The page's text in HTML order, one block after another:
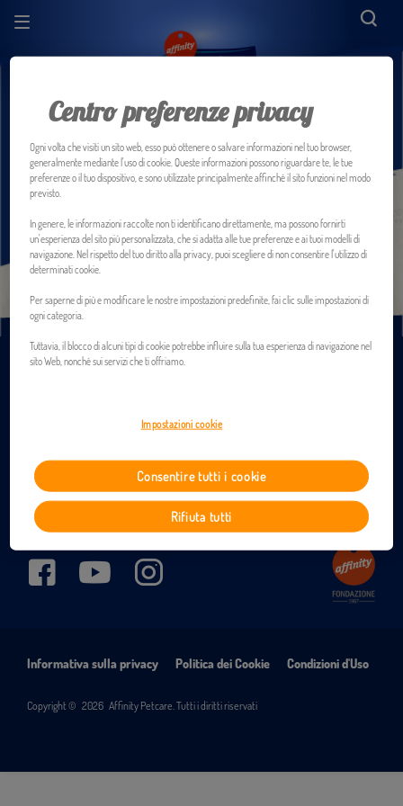
Prodotti
IT
Informativa sulla privacy Politica dei Cookie Condizioni d'Uso
Copyright © 2026 Affinity Petcare. Tutti i diritti riservati
Centro preferenze privacy
Ogni volta che visiti un sito web, esso può ottenere o salvare informazioni nel tuo browser,
generalmente mediante l'uso di cookie. Queste informazioni possono riguardare te, le tue
preferenze o il tuo dispositivo, e sono utilizzate principalmente affinché il sito funzioni nel modo
previsto.
In genere, le informazioni raccolte non ti identificano direttamente, ma possono fornirti
un'esperienza del sito più personalizzata, che si adatta alle tue preferenze e ai tuoi modelli di
navigazione. Nel rispetto del tuo diritto alla privacy, puoi scegliere di non consentire l'utilizzo di
determinati cookie.
Per saperne di più e modificare le nostre impostazioni predefinite, fai clic sulle impostazioni di
ogni categoria.
Tuttavia, il blocco di alcuni tipi di cookie potrebbe influire sulla tua esperienza di navigazione nel
sito Web, nonché sui servizi che ti offriamo.
Impostazioni cookie
Rifiuta tutti
Consentire tutti i cookie